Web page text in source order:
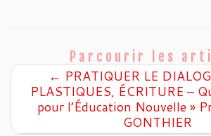
Parcourir les
← PRATIQUER LE
PLASTIQUES, ÉCRITURE –
pour l’Éducation Nouvelle »
GONTHIER